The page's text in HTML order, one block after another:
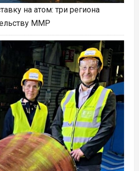
на атом: три региона
ММР